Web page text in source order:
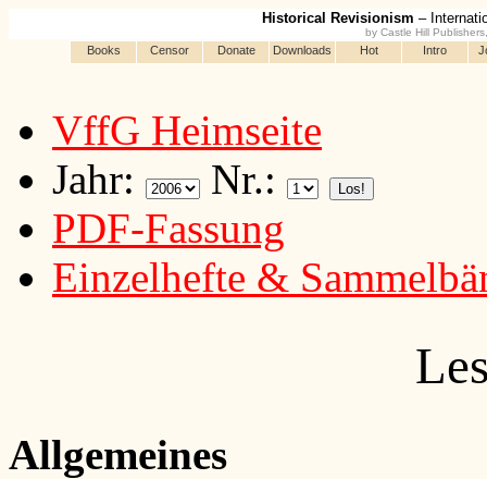
Historical Revisionism –
by Castle Hill
VffG Heimseite
Jahr:
Nr.:
PDF-Fassung
Einzelhefte &
Allgemeines
Books Censor Donate Downloads Hot Intro